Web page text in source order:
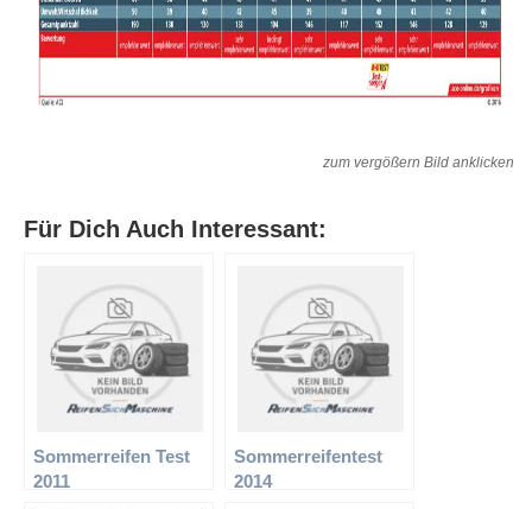
zum vergößern Bild anklicken
Für Dich Auch Interessant:
Sommerreifen Test
2011
Sommerreifentest
2014